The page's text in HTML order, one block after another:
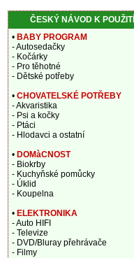
ČESKÝ NÁVOD K POUŽITÍ
• BABY PROGRAM
- Autosedačky
- Kočárky
- Pro těhotné
- Dětské potřeby
• CHOVATELSKÉ POTŘEBY
- Akvaristika
- Psi a kočky
- Ptáci
- Hlodavci a ostatní
• DOMàCNOST
- Biokrby
- Kuchyňské pomůcky
- Úklid
- Koupelna
• ELEKTRONIKA
- Auto HIFI
- Televize
- DVD/Bluray přehrávače
- Filmy